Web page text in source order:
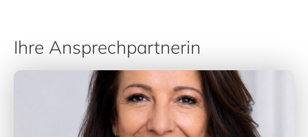
Ihre Ansprechpartnerin